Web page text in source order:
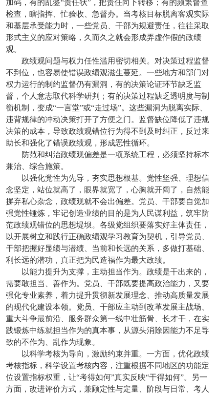
加码，有的乱签“责任状”，把责任向下转移；有的频繁督查
检查，瞎指挥、忙验收、急督办。当考核目标脱离客观实际
和基层承受能力时，一些党员、干部为规避责任，往往采取
形式主义的应对策略，久而久之就会形成弄虚作假的政绩
观。
政绩观问题与权力任性滥用密切相关。对决策过程监督
不到位，也容易使错误政绩观滋生蔓延。一些地方和部门对
权力运行的制约监督仍有漏洞，有的决策论证环节缺乏监
督，个人意志取代科学研判；有的决策过程缺乏透明度与制
衡机制，变成“一言堂”或“走过场”。这些漏洞为脱离实际、
违背规律的冲动决策打开了方便之门。监督缺位降低了违规
决策的成本，导致政绩观错位行为得不到及时纠正，反过来
助长和强化了错误政绩观，形成恶性循环。
防范和纠治政绩观偏差是一项系统工程，必须坚持标本
兼治、综合施策。
以强化党性为先导，夯实思想根基。党性坚强、理想信
念坚定，站位就高了，眼界就宽了，心胸就开阔了，自然能
摒弃私心杂念，政绩观就不会出偏差。党员、干部要自觉加
强党性锤炼，牢记创造业绩的目的是为人民谋利益，筑牢防
范政绩观错位的思想堤坝。各级党组织要落实好主体责任，
以开展树立和践行正确政绩观学习教育为契机，引导党员、
干部把握好显绩与潜绩、当前和长远的关系，多做打基础、
利长远的潜功，真正把为民造福作为最大政绩。
以能力提升为支撑，主动担当作为。政绩是干出来的，
需要敢担当、善作为。党员、干部既要提高政治能力，又要
强化专业素养，着力提升贯彻新发展理念、推动高质量发展
的现代化建设本领。党员、干部应主动到改革发展主战场、
重大斗争最前沿、服务群众第一线中壮筋骨、长才干，在实
践锻炼中练就担当作为的真本事，从源头消除因能力不足导
致的不作为、乱作为现象。
以科学考核为导向，激励约束并重。一方面，优化政绩
考核指标，科学设置考核内容，注重根据不同地区的功能定
位设置指标权重，让“考得如何”真实反映“干得如何”。另一
方面，改进评价方式，兼顾定性与定量、阶段与日常、考人